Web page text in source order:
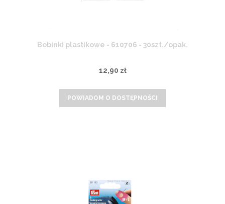
Bobinki plastikowe - 610706 - 30szt./opak.
12,90 zł
POWIADOM O DOSTĘPNOŚCI